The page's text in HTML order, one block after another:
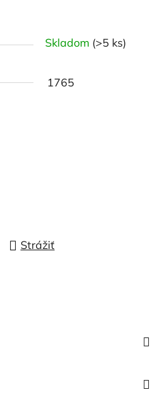
Skladom (>5 ks)
1765
Strážiť